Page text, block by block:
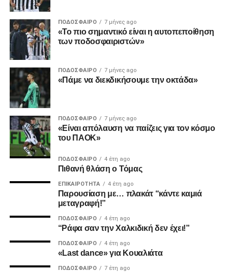
τη ενώσει» θα είναι ο μπούσουλας μας, ανέφερε
χαρακτηριστικά ο κος Αλκιβιάδης Ησαϊάδης, στο κλείσιμο
της πρώτης του ομιλίας ως νέος Πρόεδρος.
Facebook
Twitter
EmailPinterest
WhatsApp
LinkedIn
ΠΟΔΌΣΦΑΙΡΟ 7 μήνες ago
«Το πιο σημαντικό είναι η αυτοπεποίθηση
των ποδοσφαιριστών»
ΠΟΔΌΣΦΑΙΡΟ 7 μήνες ago
«Πάμε να διεκδικήσουμε την οκτάδα»
ΠΟΔΌΣΦΑΙΡΟ 7 μήνες ago
«Είναι απόλαυση να παίζεις για τον κόσμο
του ΠΑΟΚ»
ΠΟΔΌΣΦΑΙΡΟ 4 έτη ago
Πιθανή θλάση ο Τόμας
ΕΠΙΚΑΙΡΌΤΗΤΑ 4 έτη ago
Παρουσίαση με… πλακάτ “κάντε καμιά
μεταγραφή!”
ΠΟΔΌΣΦΑΙΡΟ 4 έτη ago
“Ράφα σαν την Χαλκιδική δεν έχει!”
ΠΟΔΌΣΦΑΙΡΟ 4 έτη ago
«Last dance» για Κουαλιάτα
ΠΟΔΌΣΦΑΙΡΟ 7 έτη ago